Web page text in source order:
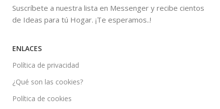
Suscríbete a nuestra lista en Messenger y recibe cientos
de Ideas para tú Hogar. ¡Te esperamos..!
ENLACES
Política de privacidad
¿Qué son las cookies?
Política de cookies